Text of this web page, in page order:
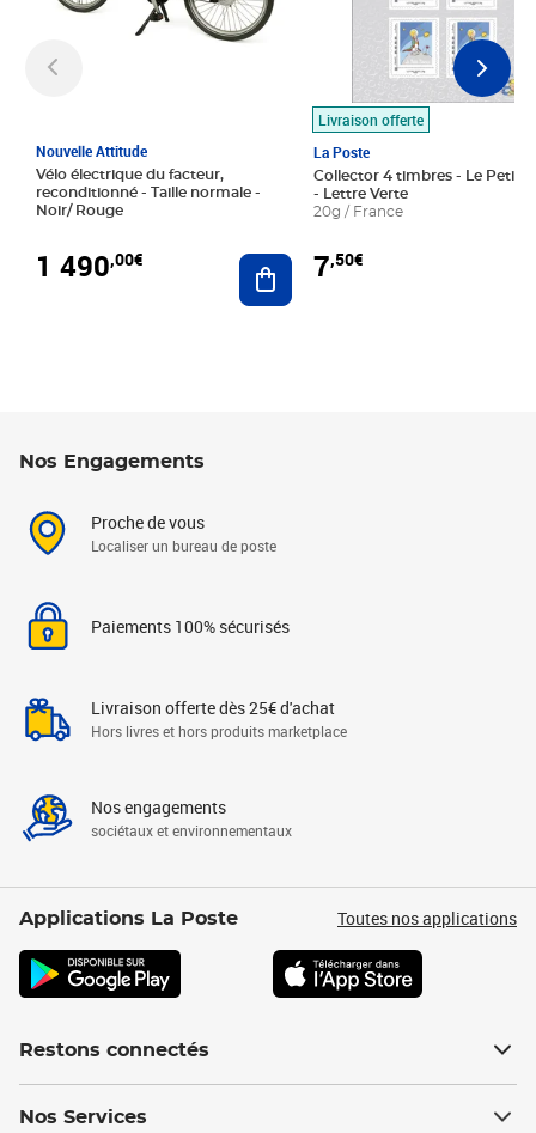
Nouvelle Attitude
Vélo électrique du facteur,
reconditionné - Taille normale -
Noir/ Rouge
1 490,00€ Ajouter au panier
Livraison offerte
La Poste
Collector 4 timbres - Le Petit
- Lettre Verte
20g / France
7,50€
Nos Engagements
Proche de vous
Localiser un bureau de poste
Paiements 100% sécurisés
Livraison offerte dès 25€ d'achat
Hors livres et hors produits marketplace
Nos engagements
sociétaux et environnementaux
Applications La Poste Toutes nos applications
Restons connectés
Nos Services